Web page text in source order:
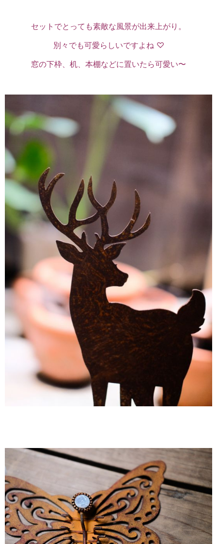
セットでとっても素敵な風景が出来上がり。
別々でも可愛らしいですよね ♡
窓の下枠、机、本棚などに置いたら可愛い〜